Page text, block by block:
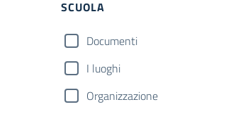
Filtri
SCUOLA
Documenti
I luoghi
Organizzazione